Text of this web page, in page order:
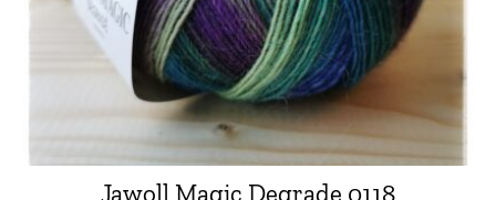
Jawoll Magic Degrade 0118